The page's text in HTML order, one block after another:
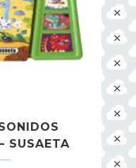
SUSAETA